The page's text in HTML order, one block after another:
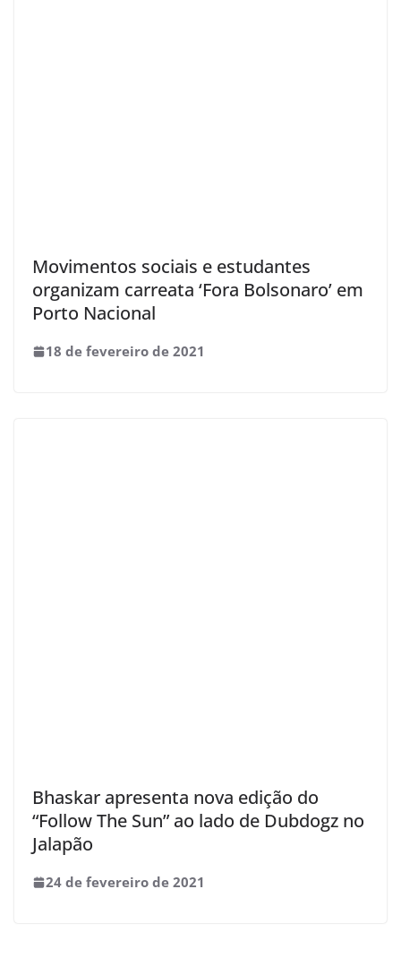
Movimentos sociais e estudantes
organizam carreata ‘Fora Bolsonaro’ em
Porto Nacional
18 de fevereiro de 2021
Bhaskar apresenta nova edição do
“Follow The Sun” ao lado de Dubdogz no
Jalapão
24 de fevereiro de 2021